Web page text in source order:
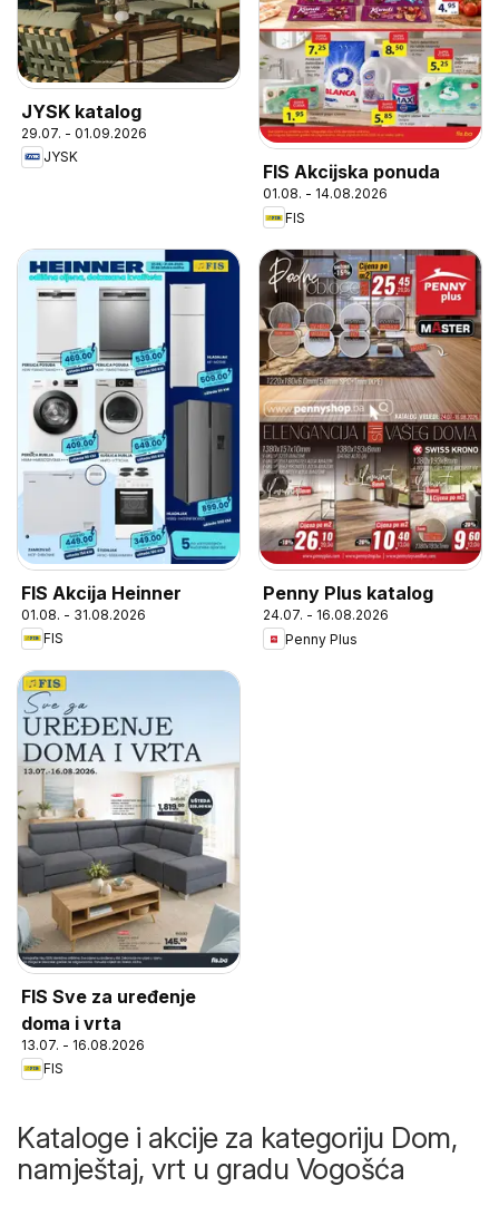
JYSK katalog
29.07. - 01.09.2026
JYSK
FIS Akcijska ponuda
01.08. - 14.08.2026
FIS
FIS Akcija Heinner
01.08. - 31.08.2026
FIS
Penny Plus katalog
24.07. - 16.08.2026
Penny Plus
FIS Sve za uređenje
doma i vrta
13.07. - 16.08.2026
FIS
Kataloge i akcije za kategoriju Dom,
namještaj, vrt u gradu Vogošća